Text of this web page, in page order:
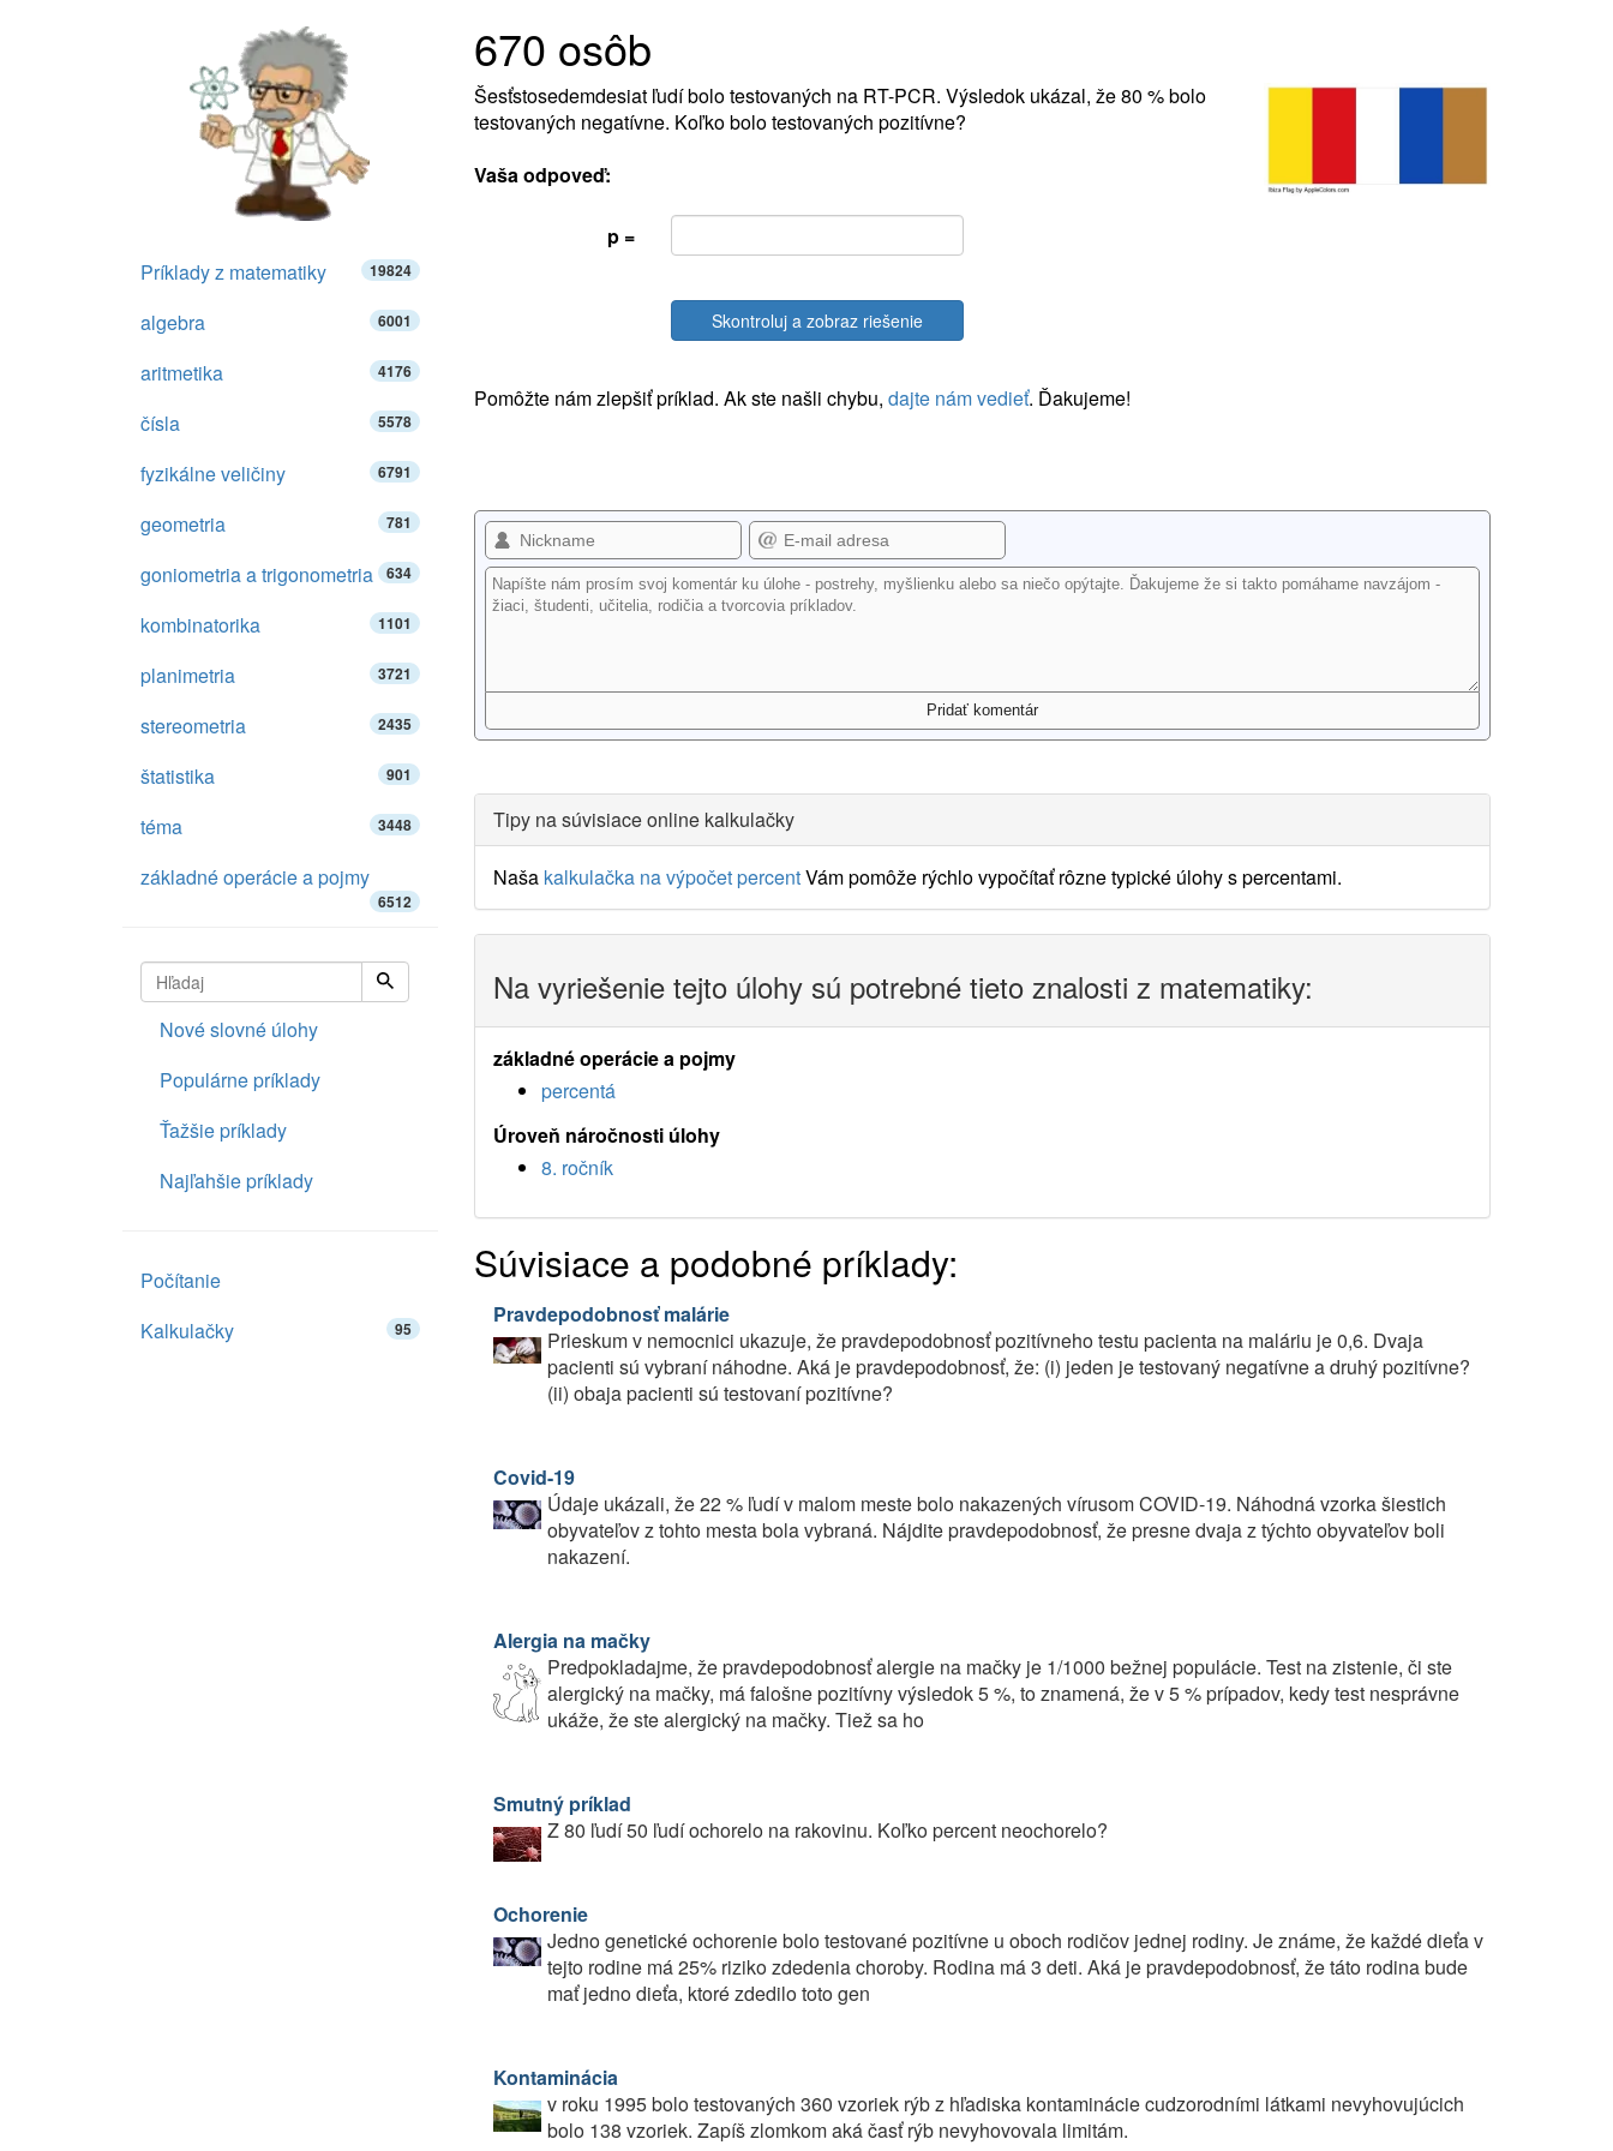
670 osôb
Šesťstosedemdesiat ľudí bolo testovaných na RT-PCR. Výsledok ukázal, že 80 % bolo
testovaných negatívne. Koľko bolo testovaných pozitívne?
Vaša odpoveď:
p =
Skontroluj a zobraz riešenie
Pomôžte nám zlepšiť príklad. Ak ste našli chybu, dajte nám vedieť. Ďakujeme!
Tipy na súvisiace online kalkulačky
Naša kalkulačka na výpočet percentVám pomôže rýchlo vypočítať rôzne typické úlohy s percentami.
Na vyriešenie tejto úlohy sú potrebné tieto znalosti z matematiky:
základné operácie a pojmy
percentá
Úroveň náročnosti úlohy
8. ročník
Súvisiace a podobné príklady:
Pravdepodobnosť malárie
Prieskum v nemocnici ukazuje, že pravdepodobnosť pozitívneho testu pacienta na maláriu je 0,6. Dvaja
pacienti sú vybraní náhodne. Aká je pravdepodobnosť, že: (i) jeden je testovaný negatívne a druhý pozitívne?
(ii) obaja pacienti sú testovaní pozitívne?
Covid-19
Údaje ukázali, že 22 % ľudí v malom meste bolo nakazených vírusom COVID-19. Náhodná vzorka šiestich
obyvateľov z tohto mesta bola vybraná. Nájdite pravdepodobnosť, že presne dvaja z týchto obyvateľov boli
nakazení.
Alergia na mačky
Predpokladajme, že pravdepodobnosť alergie na mačky je 1/1000 bežnej populácie. Test na zistenie, či ste
alergický na mačky, má falošne pozitívny výsledok 5 %, to znamená, že v 5 % prípadov, kedy test nesprávne
ukáže, že ste alergický na mačky. Tiež sa ho
Smutný príklad
Z 80 ľudí 50 ľudí ochorelo na rakovinu. Koľko percent neochorelo?
Ochorenie
Jedno genetické ochorenie bolo testované pozitívne u oboch rodičov jednej rodiny. Je známe, že každé dieťa v
tejto rodine má 25% riziko zdedenia choroby. Rodina má 3 deti. Aká je pravdepodobnosť, že táto rodina bude
mať jedno dieťa, ktoré zdedilo toto gen
Kontaminácia
v roku 1995 bolo testovaných 360 vzoriek rýb z hľadiska kontaminácie cudzorodními látkami nevyhovujúcich
bolo 138 vzoriek. Zapíš zlomkom aká časť rýb nevyhovovala limitám.
Príklady z matematiky 19824
algebra 6001
aritmetika 4176
čísla 5578
fyzikálne veličiny 6791
geometria 781
goniometria a trigonometria 634
kombinatorika 1101
planimetria 3721
stereometria 2435
štatistika 901
téma 3448
základné operácie a pojmy
6512
Nové slovné úlohy
Populárne príklady
Ťažšie príklady
Najľahšie príklady
Počítanie
Kalkulačky
95